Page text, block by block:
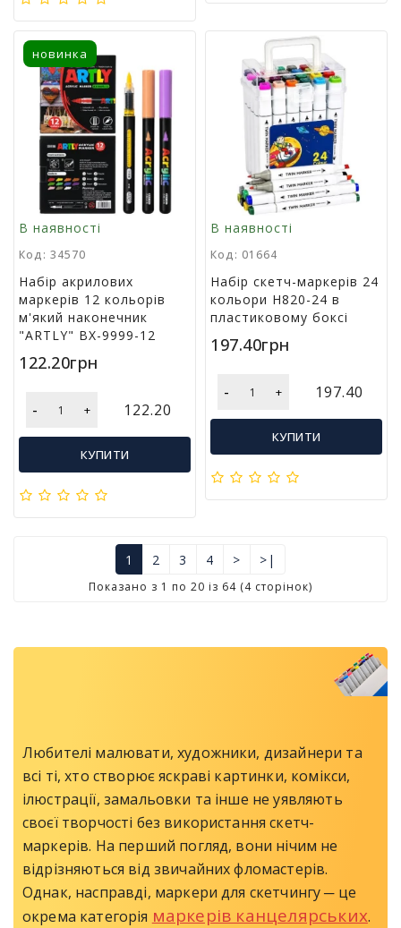
новинка
В наявності
Код: 34570
Набір акрилових
маркерів 12 кольорів
м'який наконечник
"ARTLY" BX-9999-12
122.20грн
- + 122.20
КУПИТИ
В наявності
Код: 01664
Набір скетч-маркерів 24
кольори H820-24 в
пластиковому боксі
197.40грн
- + 197.40
КУПИТИ
1 2 3 4 > >|
Показано з 1 по 20 із 64 (4 сторінок)
Любителі малювати, художники, дизайнери та
всі ті, хто створює яскраві картинки, комікси,
ілюстрації, замальовки та інше не уявляють
своєї творчості без використання скетч-
маркерів. На перший погляд, вони нічим не
відрізняються від звичайних фломастерів.
Однак, насправді, маркери для скетчингу ─ це
окрема категорія маркерів канцелярських.